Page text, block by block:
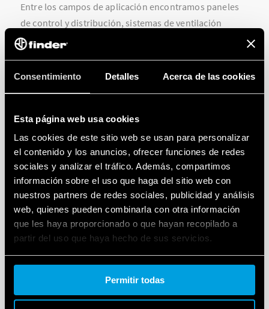
Consentimiento Detalles Acerca de las cookies
Esta página web usa cookies
Las cookies de este sitio web se usan para personalizar
el contenido y los anuncios, ofrecer funciones de redes
sociales y analizar el tráfico. Además, compartimos
información sobre el uso que haga del sitio web con
nuestros partners de redes sociales, publicidad y análisis
web, quienes pueden combinarla con otra información
que les haya proporcionado o que hayan recopilado a
partir del uso que haya hecho de sus servicios.
Cookie policy.
Permitir todas
Entre los campos de aplicación encontramos paneles
de control y distribución, sistemas de ventilación
forzada, máquinas textiles, máquinas de
industrial
La gama Finder dedicada al control de temperatura
industrial incluye losventiladores y filtros de salida
de la Serie 7F , los calefactores de cuadro de la Serie
y los
termohigrostatos y termostatos de cuadro
de la Serie 7T.
Contáctenos para obtener asesoramiento
técnico o comercial